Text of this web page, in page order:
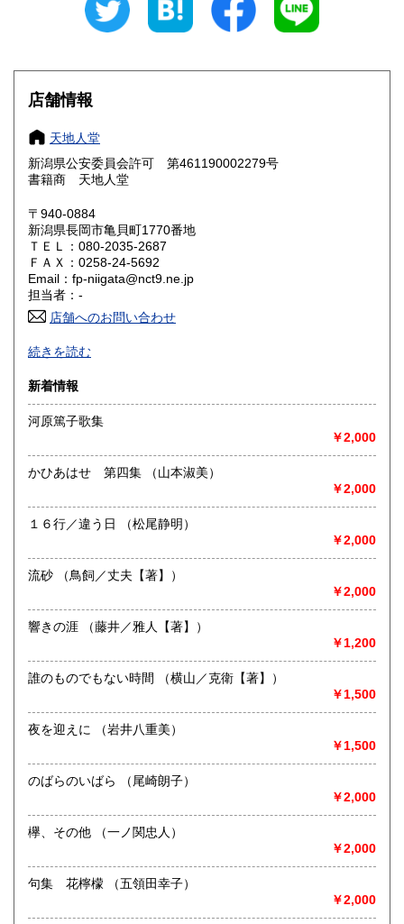
185円 三重県
大阪府
奈良県
鳥取県 185円 島根県
岡山県
山口県 185円
香川県 185円
高知県 185円
佐賀県
熊本県 185円 大分県 185円
185円
沖縄県 185円
店舗情報
天地人堂
新潟県公安委員会許可 第461190002279号
書籍商 天地人堂
〒940-0884
新潟県長岡市亀貝町1770番地
ＴＥＬ：080-2035-2687
ＦＡＸ：0258-24-5692
Email：fp-niigata@nct9.ne.jp
担当者：-
店舗へのお問い合わせ
最寄駅：長岡駅
営業時間：午前10時から午後5時
定休日：不定休
書籍の買取について
新潟県内にて出張積極的に買取を行っています。査定及び出
張料は無料です。20冊以上であればお伺いいたします。ご連
絡願います。
取り扱い分野
歴史、社会科学、自然科学、サブカルチャー、古書一般（そ
続きを読む
新着情報
河原篤子歌集
￥2,000
かひあはせ 第四集 （山本淑美）
￥2,000
１６行／違う日 （松尾静明）
￥2,000
流砂 （鳥飼／丈夫【著】）
￥2,000
響きの涯 （藤井／雅人【著】）
￥1,200
誰のものでもない時間 （横山／克衛【著】）
￥1,500
夜を迎えに （岩井八重美）
￥1,500
のばらのいばら （尾崎朗子）
￥2,000
欅、その他 （一ノ関忠人）
￥2,000
句集 花檸檬 （五領田幸子）
￥2,000